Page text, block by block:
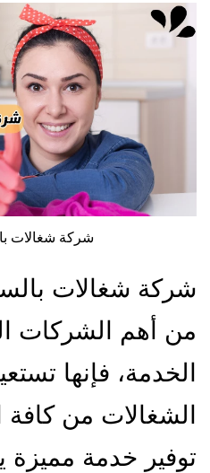
شركة شغالات
شركة شغالات
من أهم الشركات
الخدمة، فإنها
الشغالات من كافة
توفير خدمة